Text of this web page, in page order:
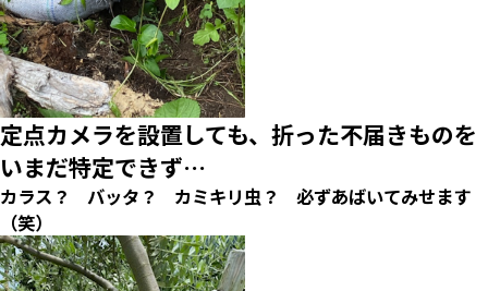
定点カメラを設置しても、折った不届きものを
いまだ特定できず…
カラス？ バッタ？ カミキリ虫？ 必ずあばいてみせます
（笑）